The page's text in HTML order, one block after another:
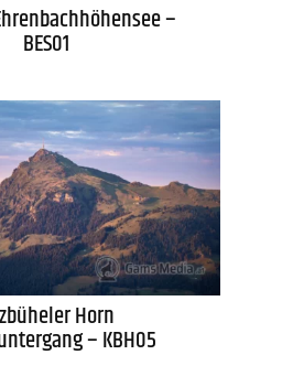
–
BES01
Horn
– KBH05